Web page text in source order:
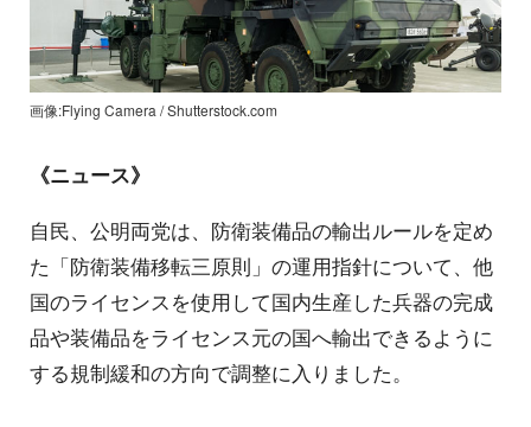
画像:Flying Camera / Shutterstock.com
《ニュース》
自民、公明両党は、防衛装備品の輸出ルールを定め
た「防衛装備移転三原則」の運用指針について、他
国のライセンスを使用して国内生産した兵器の完成
品や装備品をライセンス元の国へ輸出できるように
する規制緩和の方向で調整に入りました。